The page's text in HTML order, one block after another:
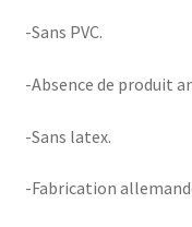
-Sans PVC.
-Absence de produit
-Sans latex.
-Fabrication